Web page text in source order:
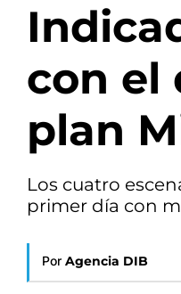
con el
plan
Los cuatro
primer día con
Por Agencia DIB